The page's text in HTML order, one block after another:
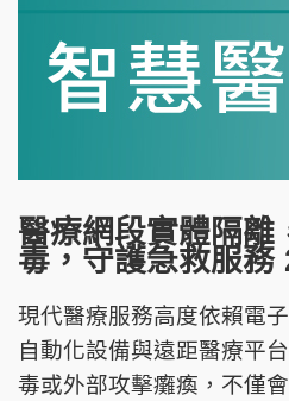
醫療網段實體隔離
毒，守護急救服務
現代醫療服務高度依賴電
自動化設備與遠距醫療平
毒或外部攻擊癱瘓，不僅